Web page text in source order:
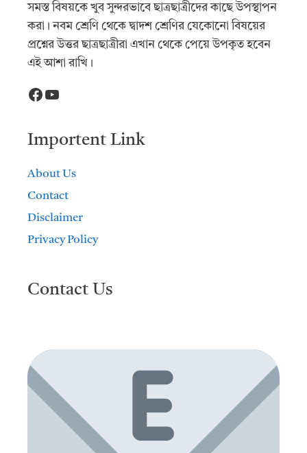
সমস্ত বিষয়কে খুব সুন্দরভাবে ছাত্রছাত্রীদের কাছে উপস্থাপন
করা। নবম শ্রেণি থেকে দ্বাদশ শ্রেণির যেকোনো বিষয়ের
প্রশ্নের উত্তর ছাত্রছাত্রীরা এখান থেকে পেয়ে উপকৃত হবেন
এই আশা রাখি।
Facebook
YouTube
Importent Link
About Us
Contact
Disclaimer
Privacy Policy
Contact Us